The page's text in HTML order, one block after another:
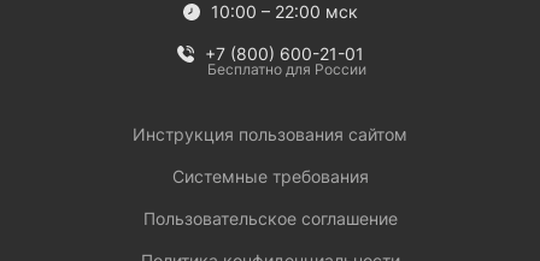
10:00 – 22:00 мск
+7 (800) 600-21-01
Бесплатно для России
Инструкция пользования сайтом
Системные требования
Пользовательское соглашение